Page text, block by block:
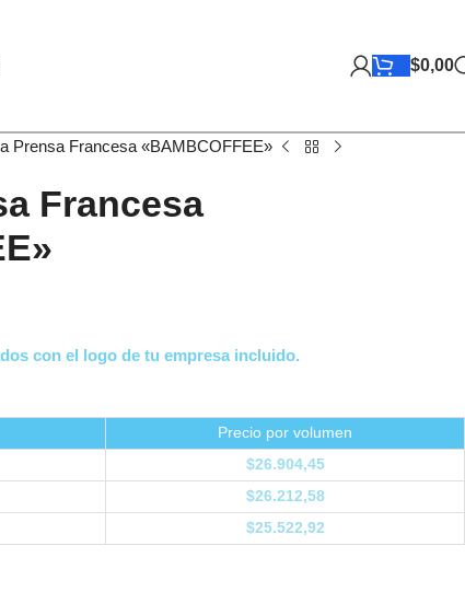
$0,00
Prensa Francesa «BAMBCOFFEE»
Francesa
con el logo de tu empresa incluido.
Precio por volumen
$26.904,45
$26.212,58
$25.522,92